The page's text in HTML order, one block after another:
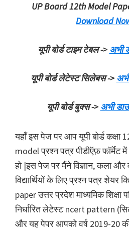
UP Board 12th Model
Download
यूपी बोर्ड टाइम टेबल -> अभी
यूपी बोर्ड लेटेस्ट सिलेबस ->
यूपी बोर्ड बुक्स -> अभी
यहाँ इस पेज पर आप यूपी बोर्ड कक्षा
model प्रश्न पत्र पीडीऍफ़
हो |इस पेज पर मैंने विज्ञान, कला और
विद्यार्थियों के लिए प्रश्न पत्र शेयर
paper उत्तर प्रदेश माध्यमिक शिक्षा
निर्धारित लेटेस्ट ncert pattern
और यह पेपर आपको वर्ष 2019-20 की